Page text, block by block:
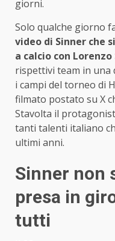
giorni.
Solo qualche giorno
video di Sinner che
a calcio con Lorenzo
rispettivi team in una
i campi del torneo di
filmato postato su X
Stavolta il
tanti talenti italiano
ultimi anni.
Sinner non
presa in
tutti